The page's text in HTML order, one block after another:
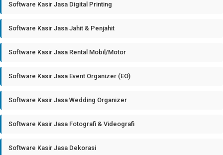
Software Kasir Jasa Digital Printing
Software Kasir Jasa Jahit & Penjahit
Software Kasir Jasa Rental Mobil/Motor
Software Kasir Jasa Event Organizer (EO)
Software Kasir Jasa Wedding Organizer
Software Kasir Jasa Fotografi & Videografi
Software Kasir Jasa Dekorasi